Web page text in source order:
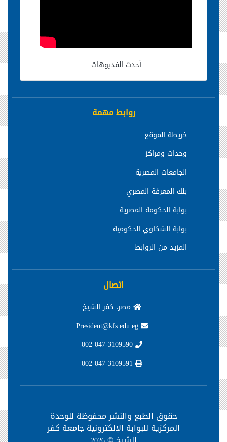
أحدث الفديوهات
روابط مهمة
خريطة الموقع
وحدات ومراكز
الجامعات المصرية
بنك المعرفة المصري
بوابة الحكومة المصرية
بوابة الشكاوي الحكومية
المزيد من الروابط
اتصال
مصر، كفر الشيخ
حقوق الطبع والنشر محفوظة للوحدة
المركزية للبوابة الإلكترونية جامعة كفر